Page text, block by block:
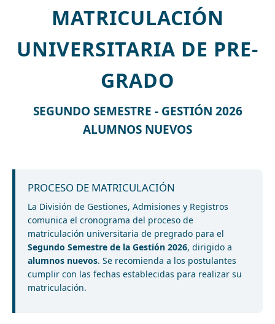
MATRICULACIÓN
UNIVERSITARIA DE PRE-
GRADO
SEGUNDO SEMESTRE - GESTIÓN 2026
ALUMNOS NUEVOS
PROCESO DE MATRICULACIÓN
La División de Gestiones, Admisiones y Registros
comunica el cronograma del proceso de
matriculación universitaria de pregrado para el
Segundo Semestre de la Gestión 2026, dirigido a
alumnos nuevos. Se recomienda a los postulantes
cumplir con las fechas establecidas para realizar su
matriculación.